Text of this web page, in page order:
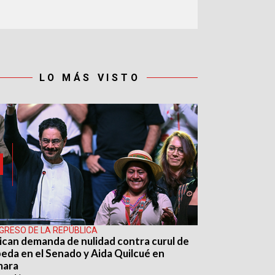
LO MÁS VISTO
DE LA REPÚBLICA
demanda de nulidad contra curul de
en el Senado y Aida Quilcué en